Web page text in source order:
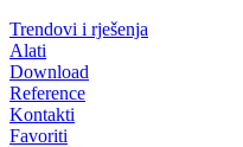
Trendovi i rješenja
Alati
Download
Reference
Kontakti
Favoriti